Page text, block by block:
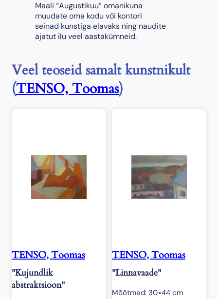
Maali “Augustikuu” omanikuna
muudate oma kodu või kontori
seinad kunstiga elavaks ning naudite
ajatut ilu veel aastakümneid.
Veel teoseid samalt kunstnikult
(TENSO, Toomas)
TENSO, Toomas
"Kujundlik
abstraktsioon"
TENSO, Toomas
"Linnavaade"
Mõõtmed: 30×44 cm